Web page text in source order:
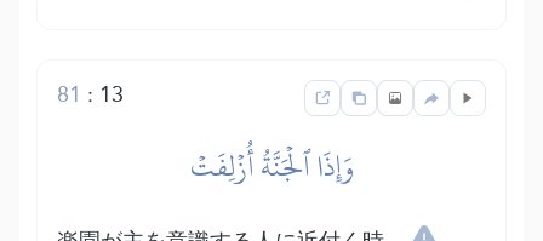
13
:
81
وَإِذَا ٱلۡجَنَّةُ أُزۡلِفَتۡ